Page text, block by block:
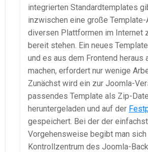
integrierten Standardtemplates
inzwischen eine große Template-
diversen Plattformen im Internet
bereit stehen. Ein neues
und es aus dem Frontend heraus
machen, erfordert nur wenige
Zunächst wird ein zur Joomla-
passendes Template als Zip-
heruntergeladen und auf der
gespeichert. Bei der der
Vorgehensweise begibt man sich
Kontrollzentrum des Joomla-